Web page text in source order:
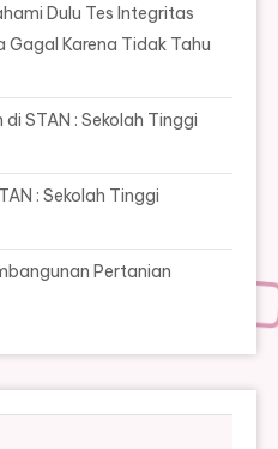
Dulu Tes Integritas
Gagal Karena Tidak Tahu
STAN : Sekolah Tinggi
: Sekolah Tinggi
Pertanian